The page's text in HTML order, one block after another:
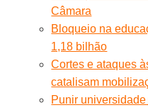
Câmara
Bloqueio na
1,18 bilhão
Cortes e ataques
catalisam
Punir